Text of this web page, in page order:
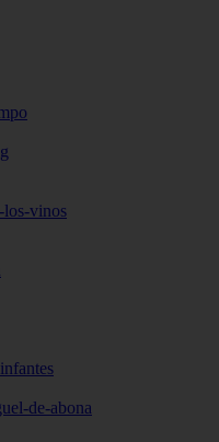
los-vinos
de-abona